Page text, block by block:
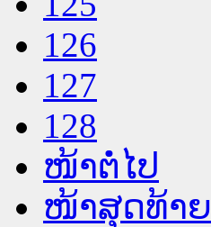
126
127
128
ໜ້າຕໍ່ໄປ
ໜ້າສຸດທ້າຍ